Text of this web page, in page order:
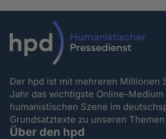
Der hpd ist mit mehreren Millionen
Jahr das wichtigste Online-
humanistischen Szene im
Grundsatztexte zu unseren
Über den hpd